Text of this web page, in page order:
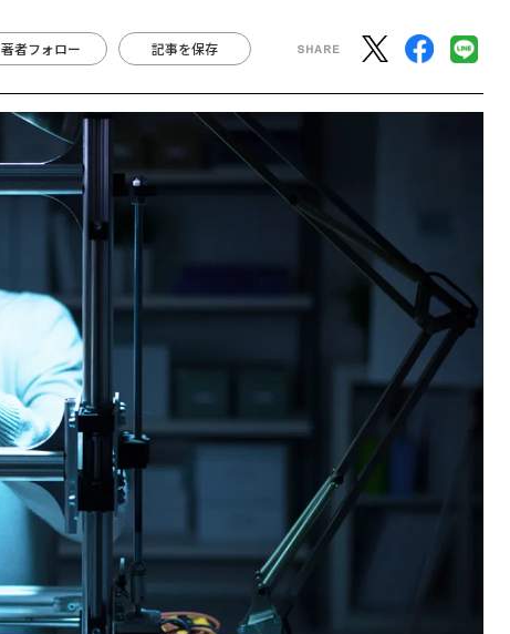
著者フォロー 記事を保存